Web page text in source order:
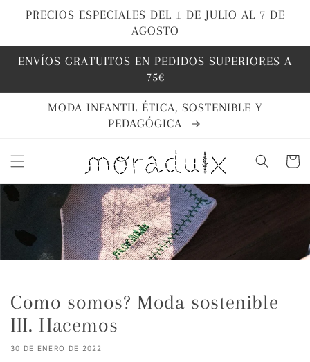
directamente
PRECIOS ESPECIALES DEL 1 DE JULIO AL 7 DE
AGOSTO
ENVÍOS GRATUITOS EN PEDIDOS SUPERIORES A
75€
MODA INFANTIL ÉTICA, SOSTENIBLE Y
PEDAGÓGICA
Carrito
Como somos? Moda sostenible
III. Hacemos
30 DE ENERO DE 2022